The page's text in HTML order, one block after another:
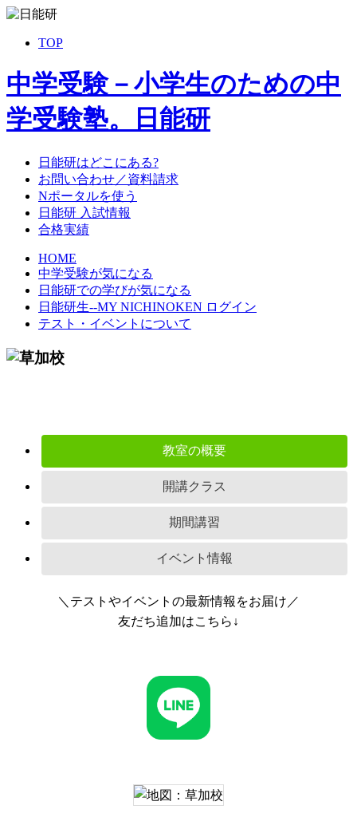
TOP
中学受験－小学生のための中
学受験塾。日能研
日能研はどこにある?
お問い合わせ／資料請求
Nポータルを使う
日能研 入試情報
合格実績
HOME
中学受験が気になる
日能研での学びが気になる
日能研生--MY NICHINOKEN ログイン
テスト・イベントについて
教室の概要
開講クラス
期間講習
イベント情報
＼テストやイベントの最新情報をお届け／
友だち追加はこちら↓